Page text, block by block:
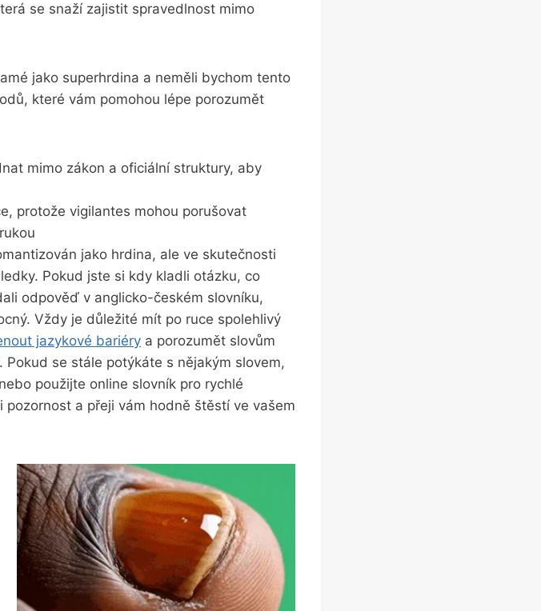
se snaží zajistit spravedlnost mimo
jako superhrdina a neměli bychom tento
které vám pomohou lépe porozumět
mimo zákon a oficiální struktury, aby
protože vigilantes mohou porušovat
jako hrdina, ale ve skutečnosti
Pokud jste si kdy kladli otázku, co
odpověď v anglicko-českém slovníku,
Vždy je důležité mít po ruce spolehlivý
jazykové bariéry a porozumět slovům
se stále potýkáte s nějakým slovem,
použijte online slovník pro rychlé
a přeji vám hodně štěstí ve vašem